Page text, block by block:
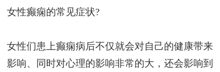
女性癫痫的常见症状?
女性们患上癫痫病后不仅就会对自己的健康带来
影响、同时对心理的影响非常的大，还会影响到